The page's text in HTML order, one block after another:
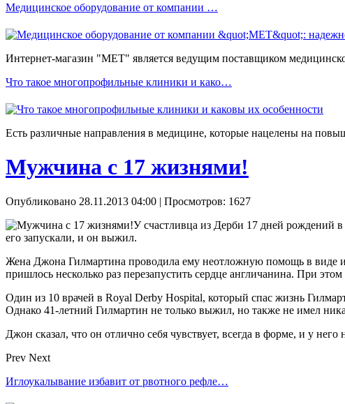
Медицинское оборудование от компании …
Интернет-магазин "МЕТ" является ведущим поставщиком
Что такое многопрофильные клиники и како…
Есть различные направления в медицине, которые нацелены на
Мужчина с 17 жизнями!
Опубликовано 28.11.2013 04:00 | Просмотров: 1627
У счастливца из Дерби 17 дней рождений
его запускали, и он выжил.
Жена Джона Гилмартина проводила ему неотложную помощь в виде
пришлось несколько раз перезапустить сердце англичанина. При
Один из 10 врачей в Royal Derby Hospital, который спас жизнь
Однако 41-летний Гилмартин не только выжил, но также не имел
Джон сказал, что он отлично себя чувствует, всегда в форме, и у
Prev Next
Иглоукалывание избавит от рвотного рефле…